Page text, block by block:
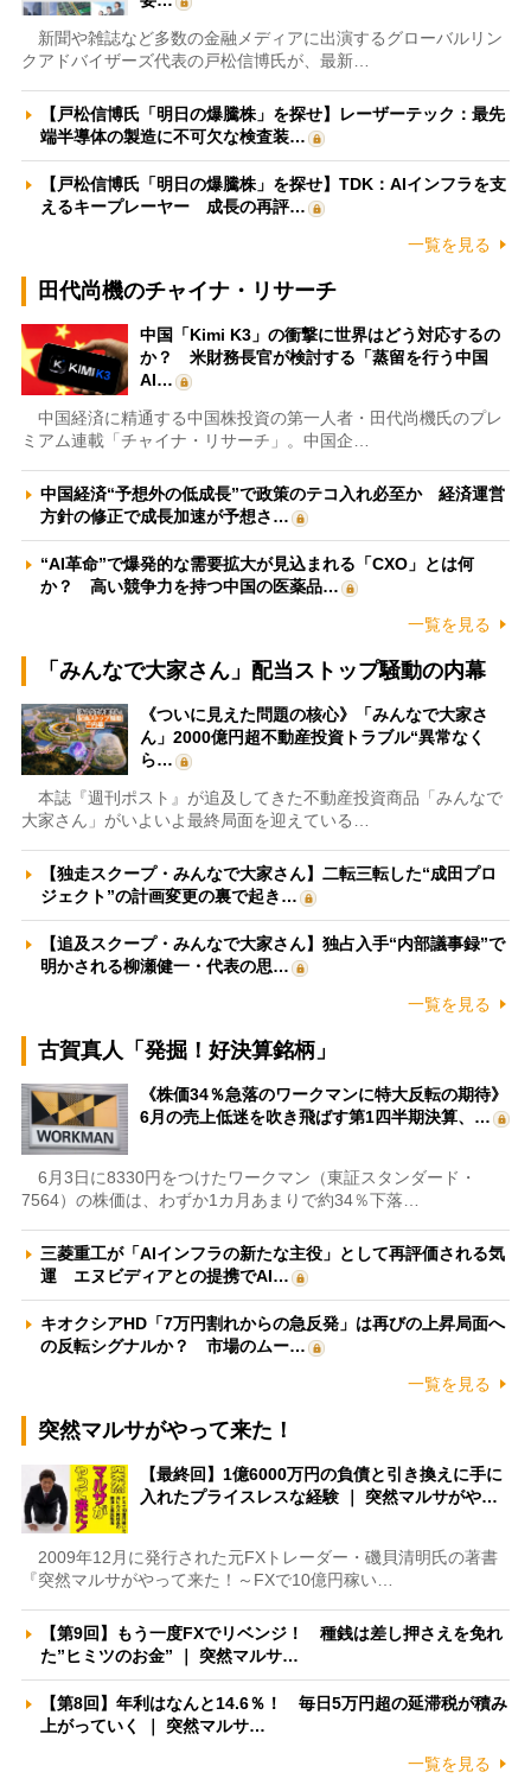
新聞や雑誌など多数の金融メディアに出演するグローバルリン
クアドバイザーズ代表の戸松信博氏が、最新…
【戸松信博氏「明日の爆騰株」を探せ】レーザーテック：最先
端半導体の製造に不可欠な検査装…
【戸松信博氏「明日の爆騰株」を探せ】TDK：AIインフラを支
えるキープレーヤー 成長の再評…
一覧を見る
田代尚機のチャイナ・リサーチ
中国「Kimi K3」の衝撃に世界はどう対応するの
か？ 米財務長官が検討する「蒸留を行う中国
AI…
中国経済に精通する中国株投資の第一人者・田代尚機氏のプレ
ミアム連載「チャイナ・リサーチ」。中国企…
中国経済“予想外の低成長”で政策のテコ入れ必至か 経済運営
方針の修正で成長加速が予想さ…
“AI革命”で爆発的な需要拡大が見込まれる「CXO」とは何
か？ 高い競争力を持つ中国の医薬品…
一覧を見る
「みんなで大家さん」配当ストップ騒動の内幕
《ついに見えた問題の核心》「みんなで大家さ
ん」2000億円超不動産投資トラブル“異常なく
ら…
本誌『週刊ポスト』が追及してきた不動産投資商品「みんなで
大家さん」がいよいよ最終局面を迎えている…
【独走スクープ・みんなで大家さん】二転三転した“成田プロ
ジェクト”の計画変更の裏で起き…
【追及スクープ・みんなで大家さん】独占入手“内部議事録”で
明かされる柳瀬健一・代表の思…
一覧を見る
古賀真人「発掘！好決算銘柄」
《株価34％急落のワークマンに特大反転の期待》
6月の売上低迷を吹き飛ばす第1四半期決算、…
6月3日に8330円をつけたワークマン（東証スタンダード・
7564）の株価は、わずか1カ月あまりで約34％下落…
三菱重工が「AIインフラの新たな主役」として再評価される気
運 エヌビディアとの提携でAI…
キオクシアHD「7万円割れからの急反発」は再びの上昇局面へ
の反転シグナルか？ 市場のムー…
一覧を見る
突然マルサがやって来た！
【最終回】1億6000万円の負債と引き換えに手に
入れたプライスレスな経験 ｜ 突然マルサがや…
2009年12月に発行された元FXトレーダー・磯貝清明氏の著書
『突然マルサがやって来た！～FXで10億円稼い…
【第9回】もう一度FXでリベンジ！ 種銭は差し押さえを免れ
た”ヒミツのお金” ｜ 突然マルサ…
【第8回】年利はなんと14.6％！ 毎日5万円超の延滞税が積み
上がっていく ｜ 突然マルサ…
一覧を見る